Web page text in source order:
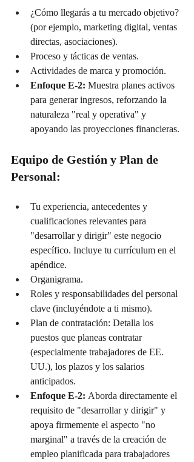
¿Cómo llegarás a tu mercado objetivo?
(por ejemplo, marketing digital, ventas
directas, asociaciones).
Proceso y tácticas de ventas.
Actividades de marca y promoción.
Enfoque E-2: Muestra planes activos
para generar ingresos, reforzando la
naturaleza "real y operativa" y
apoyando las proyecciones financieras.
Equipo de Gestión y Plan de
Personal:
Tu experiencia, antecedentes y
cualificaciones relevantes para
"desarrollar y dirigir" este negocio
específico. Incluye tu currículum en el
apéndice.
Organigrama.
Roles y responsabilidades del personal
clave (incluyéndote a ti mismo).
Plan de contratación: Detalla los
puestos que planeas contratar
(especialmente trabajadores de EE.
UU.), los plazos y los salarios
anticipados.
Enfoque E-2: Aborda directamente el
requisito de "desarrollar y dirigir" y
apoya firmemente el aspecto "no
marginal" a través de la creación de
empleo planificada para trabajadores